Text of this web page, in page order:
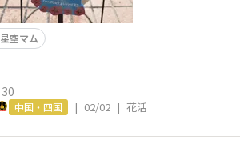
星空マム
30
中国・四国 | 02/02 | 花活